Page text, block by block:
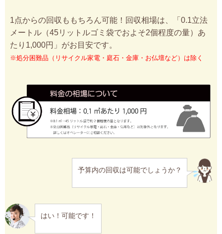
1点からの回収ももちろん可能！回収相場は、「0.1立法
メートル（45リットルゴミ袋でおよそ2個程度の量）あ
たり1,000円」がお目安です。
※処分困難品（リサイクル家電・庭石・金庫・お仏壇など）は除く
予算内の回収は可能でしょうか？
はい！可能です！